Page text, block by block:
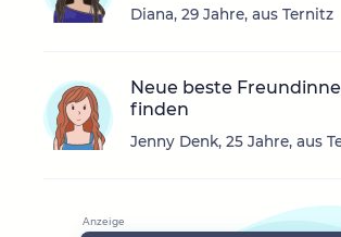
Diana, 29 Jahre, aus Ternitz
Neue beste
finden
Jenny Denk, 25 Jahre, aus